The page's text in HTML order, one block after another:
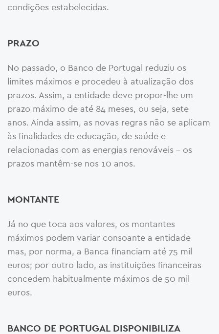
condições estabelecidas.
PRAZO
No passado, o Banco de Portugal reduziu os
limites máximos e procedeu à atualização dos
prazos. Assim, a entidade deve propor-lhe um
prazo máximo de até 84 meses, ou seja, sete
anos. Ainda assim, as novas regras não se aplicam
às finalidades de educação, de saúde e
relacionadas com as energias renováveis – os
prazos mantêm-se nos 10 anos.
MONTANTE
Já no que toca aos valores, os montantes
máximos podem variar consoante a entidade
mas, por norma, a Banca financiam até 75 mil
euros; por outro lado, as instituições financeiras
concedem habitualmente máximos de 50 mil
euros.
BANCO DE PORTUGAL DISPONIBILIZA